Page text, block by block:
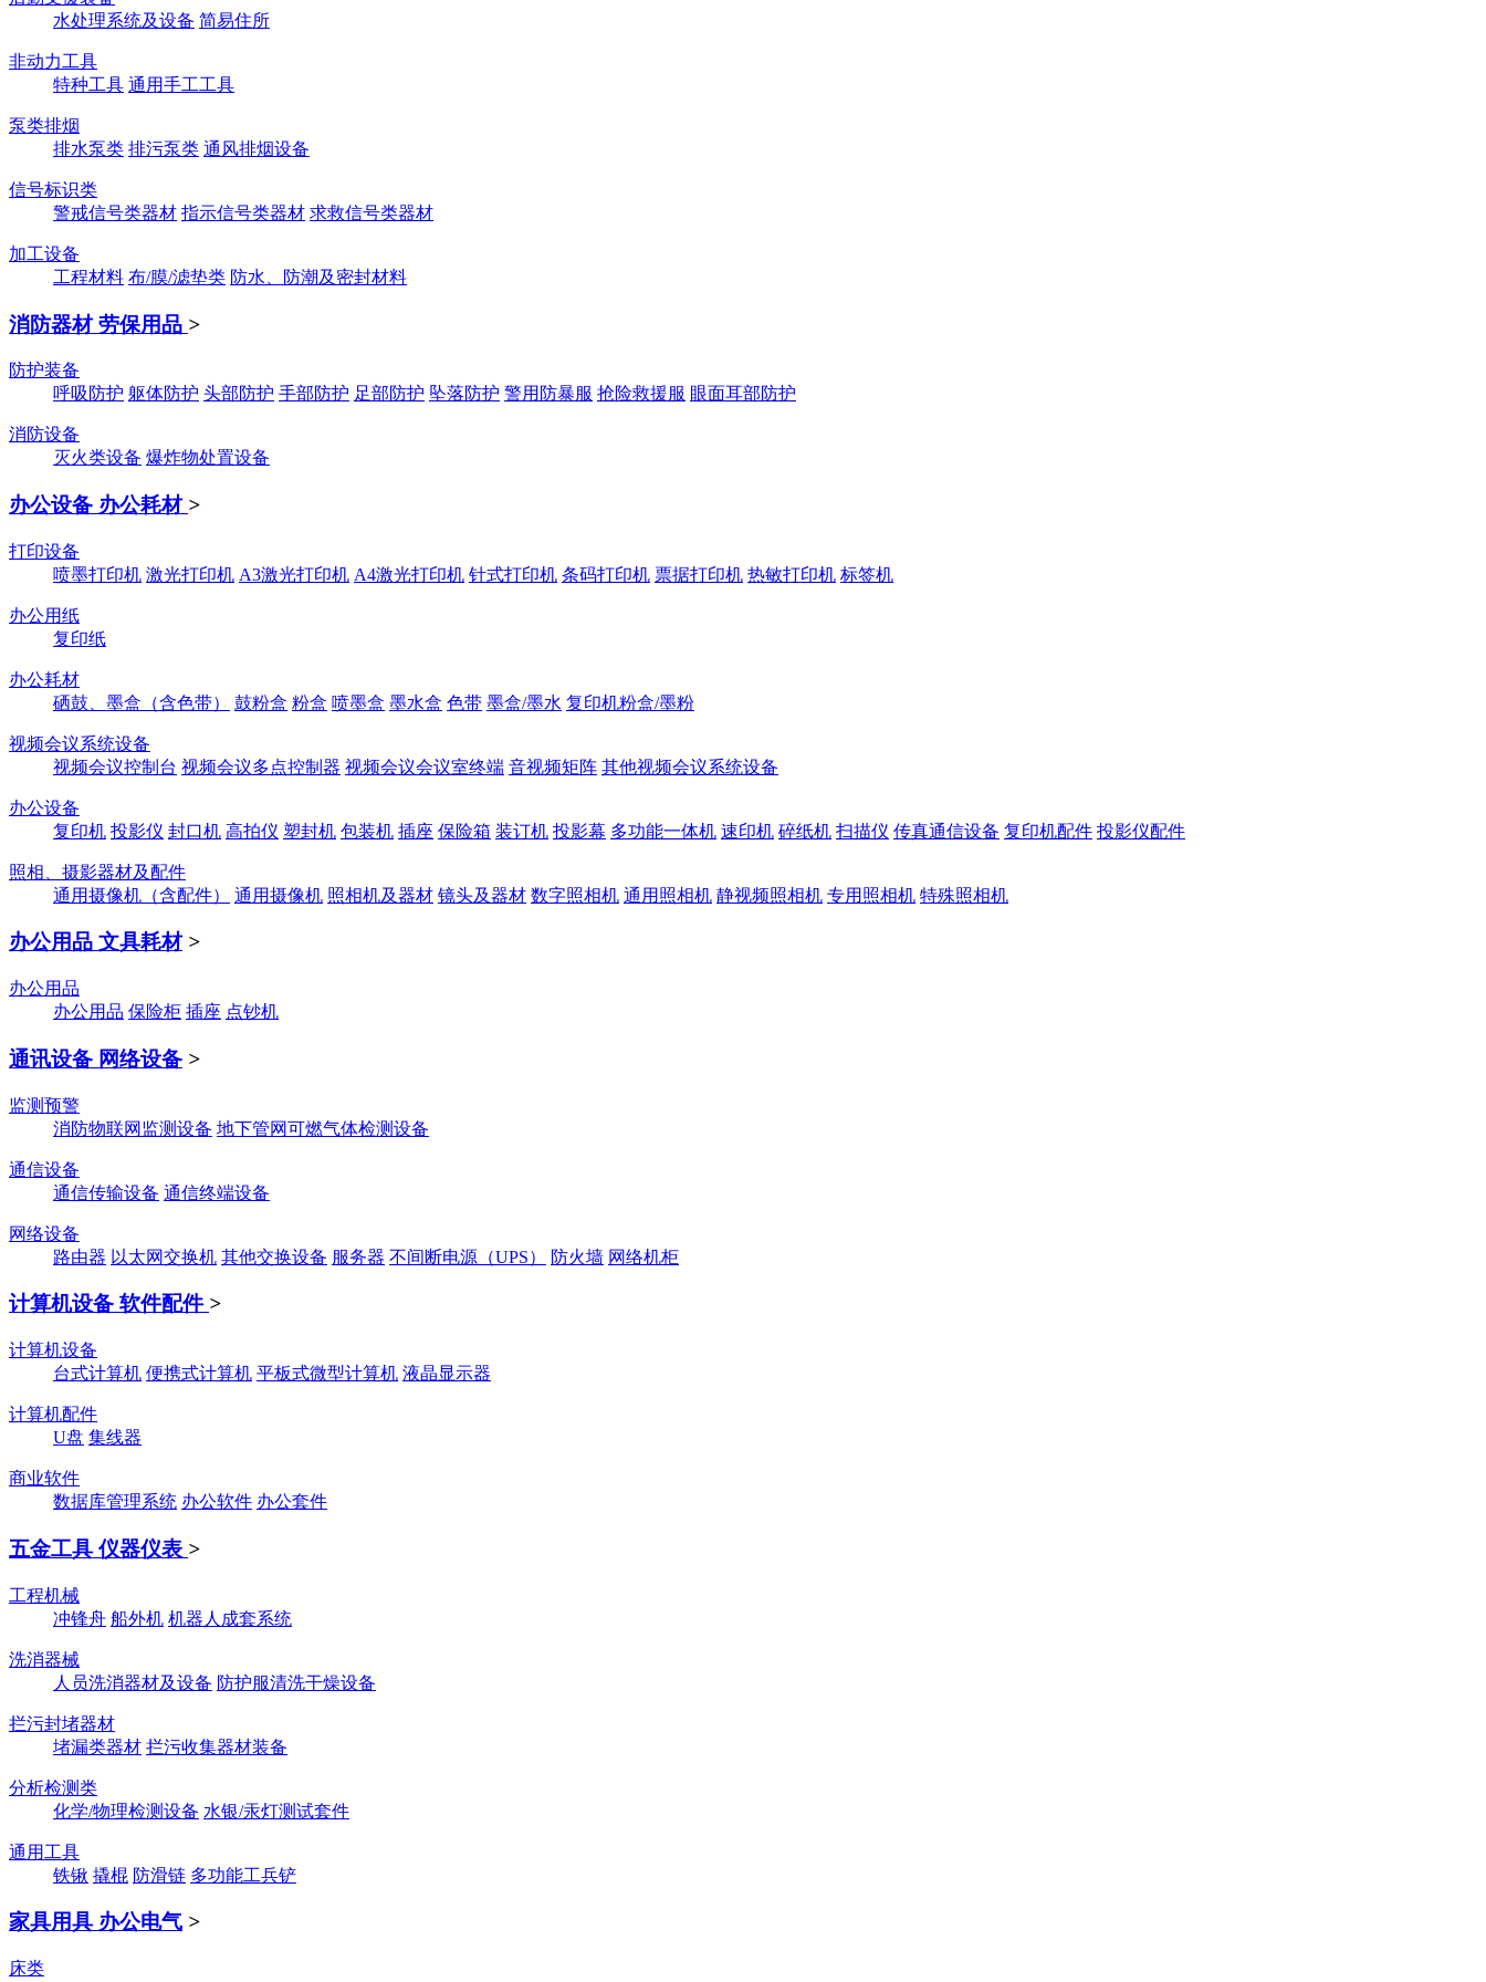
水处理系统及设备 简易住所
非动力工具
特种工具 通用手工工具
泵类排烟
排水泵类 排污泵类 通风排烟设备
信号标识类
警戒信号类器材 指示信号类器材 求救信号类器材
加工设备
工程材料 布/膜/滤垫类 防水、防潮及密封材料
消防器材 劳保用品 >
防护装备
呼吸防护 躯体防护 头部防护 手部防护 足部防护 坠落防护 警用防暴服 抢险救援服 眼面耳部防护
消防设备
灭火类设备 爆炸物处置设备
办公设备 办公耗材 >
打印设备
喷墨打印机 激光打印机 A3激光打印机 A4激光打印机 针式打印机 条码打印机 票据打印机 热敏打印机 标签机
办公用纸
复印纸
办公耗材
硒鼓、墨盒（含色带）
鼓粉盒 粉盒 喷墨盒 墨水盒 色带 墨盒/墨水 复印机粉盒/墨粉
视频会议系统设备
视频会议控制台 视频会议多点控制器 视频会议会议室终端 音视频矩阵 其他视频会议系统设备
办公设备
复印机 投影仪 封口机 高拍仪 塑封机 包装机 插座 保险箱 装订机 投影幕 多功能一体机 速印机 碎纸机 扫描仪 传真通信设备 复印机配件 投影仪配件
照相、摄影器材及配件
通用摄像机（含配件）
通用摄像机 照相机及器材 镜头及器材 数字照相机 通用照相机 静视频照相机 专用照相机 特殊照相机
办公用品 文具耗材 >
办公用品
办公用品 保险柜 插座 点钞机
通讯设备 网络设备 >
监测预警
消防物联网监测设备 地下管网可燃气体检测设备
通信设备
通信传输设备 通信终端设备
网络设备
路由器 以太网交换机 其他交换设备 服务器 不间断电源（UPS） 防火墙 网络机柜
计算机设备 软件配件 >
计算机设备
台式计算机 便携式计算机 平板式微型计算机 液晶显示器
计算机配件
U盘 集线器
商业软件
数据库管理系统 办公软件 办公套件
五金工具 仪器仪表 >
工程机械
冲锋舟 船外机 机器人成套系统
洗消器械
人员洗消器材及设备 防护服清洗干燥设备
拦污封堵器材
堵漏类器材 拦污收集器材装备
分析检测类
化学/物理检测设备 水银/汞灯测试套件
通用工具
铁锹 撬棍 防滑链 多功能工兵铲
家具用具 办公电气 >
床类